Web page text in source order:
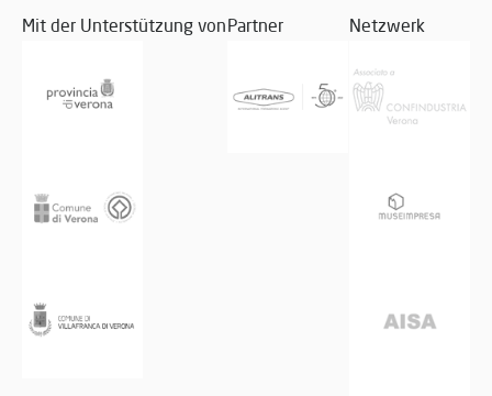
Mit der Unterstützung vonPartner Netzwerk